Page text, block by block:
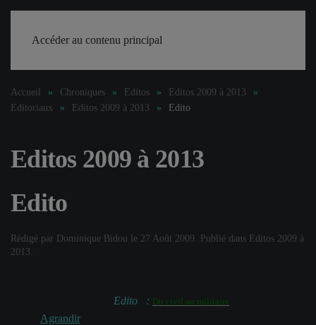
Accéder au contenu principal
Accueil Chroniques Editos
Editos 2009 à 2013
Editoriaux
Editos 2009 à 2013 Edito
Editos 2009 à 2013
Edito
Rédigé par Dominique Bidou le 27 Août 2009. Publié dans Editos 2009 à
2013.
Agrandir
Edito : Du civil au militaire